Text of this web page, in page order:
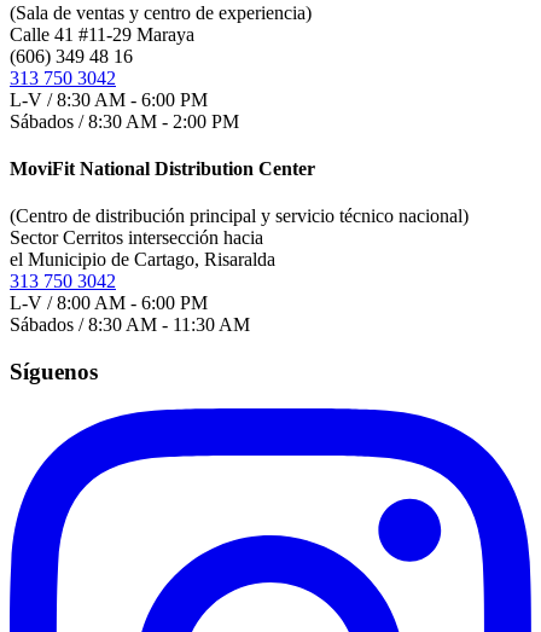
(Sala de ventas y centro de experiencia)
Calle 41 #11-29 Maraya
(606) 349 48 16
313 750 3042
L-V / 8:30 AM - 6:00 PM
Sábados / 8:30 AM - 2:00 PM
MoviFit National Distribution Center
(Centro de distribución principal y servicio técnico nacional)
Sector Cerritos intersección hacia
el Municipio de Cartago, Risaralda
313 750 3042
L-V / 8:00 AM - 6:00 PM
Sábados / 8:30 AM - 11:30 AM
Síguenos